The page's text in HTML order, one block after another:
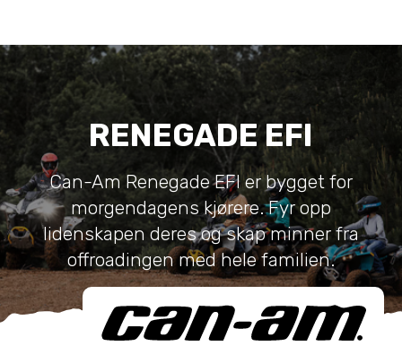
RENEGADE EFI
Can-Am Renegade EFI er bygget for
morgendagens kjørere. Fyr opp
lidenskapen deres og skap minner fra
offroadingen med hele familien.